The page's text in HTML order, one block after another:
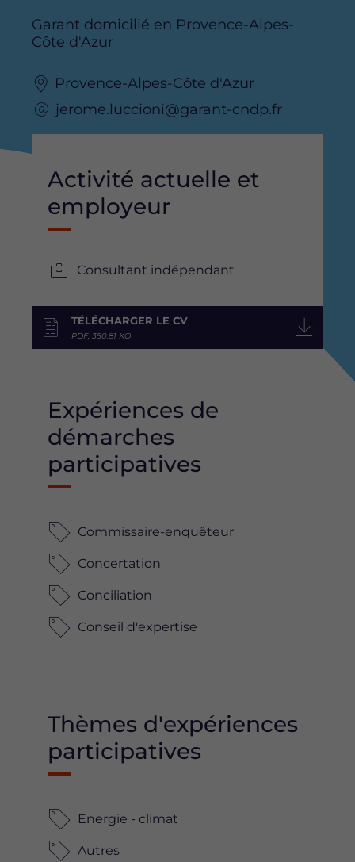
Garant domicilié en Provence-Alpes-
Côte d'Azur
Provence-Alpes-Côte d'Azur
jerome.luccioni@garant-cndp.fr
Activité actuelle et
employeur
Consultant indépendant
TÉLÉCHARGER LE CV
PDF, 350.81 KO
Expériences de
démarches
participatives
Commissaire-enquêteur
Concertation
Conciliation
Conseil d'expertise
Thèmes d'expériences
participatives
Energie - climat
Autres